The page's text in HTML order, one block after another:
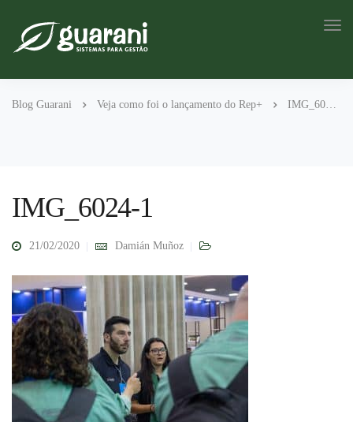
Blog Guarani Veja como foi o lançamento do Rep+ IMG_6024-1
IMG_6024-1
21/02/2020 Damián Muñoz